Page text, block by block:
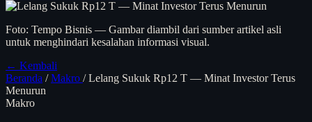
Foto: Tempo Bisnis — Gambar diambil dari sumber artikel asli
untuk menghindari kesalahan informasi visual.
← Kembali
Beranda / Makro / Lelang Sukuk Rp12 T — Minat Investor Terus
Menurun
Makro